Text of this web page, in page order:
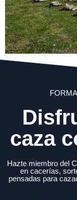
caza
Hazte miembro del
en cacerías,
pensadas para